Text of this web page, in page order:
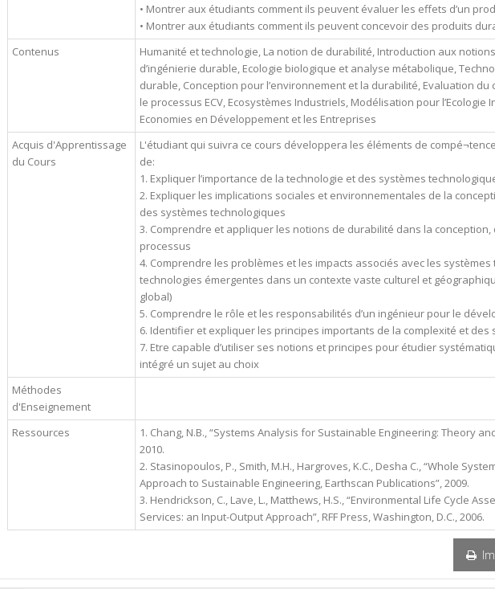
• Montrer aux étudiants comment ils peuvent évaluer les effets d’un
• Montrer aux étudiants comment ils peuvent concevoir des produits
Contenus
Humanité et technologie, La notion de durabilité, Introduction aux
d’ingénierie durable, Ecologie biologique et analyse métabolique,
durable, Conception pour l’environnement et la durabilité, Evaluation du
le processus ECV, Ecosystèmes Industriels, Modélisation pour l’Ecologie
Economies en Développement et les Entreprises
Acquis d'Apprentissage
du Cours
L'étudiant qui suivra ce cours développera les éléments de
de:
1. Expliquer l’importance de la technologie et des systèmes
2. Expliquer les implications sociales et environnementales de la
des systèmes technologiques
3. Comprendre et appliquer les notions de durabilité dans la
processus
4. Comprendre les problèmes et les impacts associés avec les
technologies émergentes dans un contexte vaste culturel et
global)
5. Comprendre le rôle et les responsabilités d’un ingénieur pour le
6. Identifier et expliquer les principes importants de la complexité et des
7. Etre capable d’utiliser ses notions et principes pour étudier
intégré un sujet au choix
Méthodes
d'Enseignement
Ressources
1. Chang, N.B., “Systems Analysis for Sustainable Engineering: Theory
2010.
2. Stasinopoulos, P., Smith, M.H., Hargroves, K.C., Desha C., “Whole
Approach to Sustainable Engineering, Earthscan Publications”, 2009.
3. Hendrickson, C., Lave, L., Matthews, H.S., “Environmental Life Cycle
Services: an Input-Output Approach”, RFF Press, Washington, D.C., 2006.